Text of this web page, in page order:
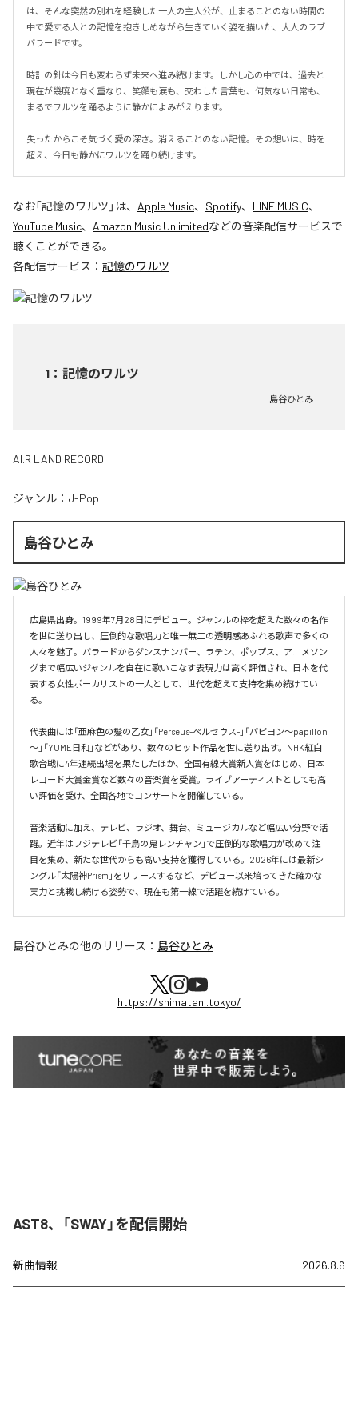
は、そんな突然の別れを経験した一人の主人公が、止まることのない時間の
中で愛する人との記憶を抱きしめながら生きていく姿を描いた、大人のラブ
バラードです。
時計の針は今日も変わらず未来へ進み続けます。しかし心の中では、過去と
現在が幾度となく重なり、笑顔も涙も、交わした言葉も、何気ない日常も、
まるでワルツを踊るように静かによみがえります。
失ったからこそ気づく愛の深さ。消えることのない記憶。その想いは、時を
超え、今日も静かにワルツを踊り続けます。
なお「記憶のワルツ 」は、 Apple Music、 Spotify、 LINE MUSIC、
YouTube Music、 Amazon Music Unlimitedなどの音楽配信サービスで
聴くことができる。
各配信サービス： 記憶のワルツ
1 ： 記憶のワルツ
島谷ひとみ
AI.R LAND RECORD
ジャンル： J-Pop
島谷ひとみ
広島県出身。1999年7月28日にデビュー。ジャンルの枠を超えた数々の名作
を世に送り出し、圧倒的な歌唱力と唯一無二の透明感あふれる歌声で多くの
人々を魅了。バラードからダンスナンバー、ラテン、ポップス、アニメソン
グまで幅広いジャンルを自在に歌いこなす表現力は高く評価され、日本を代
表する女性ボーカリストの一人として、世代を超えて支持を集め続けてい
る。
代表曲には「亜麻色の髪の乙女」「Perseus-ペルセウス-」「パピヨン～papillon
～」「YUME日和」などがあり、数々のヒット作品を世に送り出す。NHK紅白
歌合戦に4年連続出場を果たしたほか、全国有線大賞新人賞をはじめ、日本
レコード大賞金賞など数々の音楽賞を受賞。ライブアーティストとしても高
い評価を受け、全国各地でコンサートを開催している。
音楽活動に加え、テレビ、ラジオ、舞台、ミュージカルなど幅広い分野で活
躍。近年はフジテレビ「千鳥の鬼レンチャン」で圧倒的な歌唱力が改めて注
目を集め、新たな世代からも高い支持を獲得している。2026年には最新シ
ングル「太陽神Prism」をリリースするなど、デビュー以来培ってきた確かな
実力と挑戦し続ける姿勢で、現在も第一線で活躍を続けている。
島谷ひとみの他のリリース： 島谷ひとみ
https://shimatani.tokyo/
AST8、「SWAY」を配信開始
新曲情報 2026.8.6